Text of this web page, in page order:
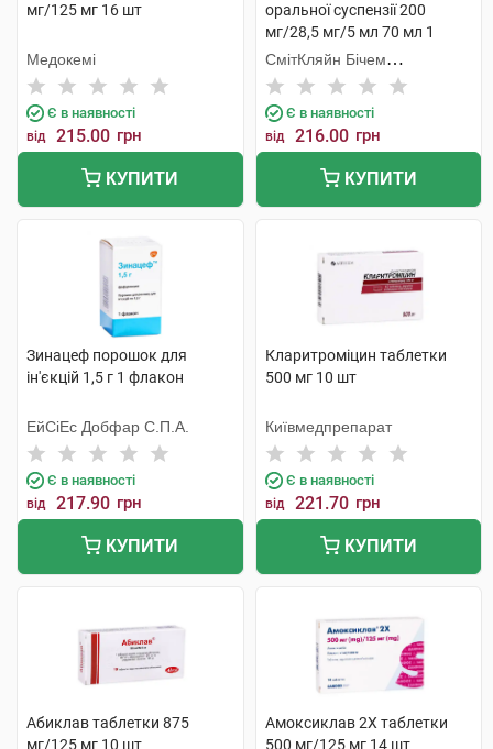
мг/125 мг 16 шт
Медокемі
Є в наявності
від 215.00 грн
КУПИТИ
оральної суспензії 200
мг/28,5 мг/5 мл 70 мл 1
флакон
СмітКляйн Бічем
Фармасьютикалс
Є в наявності
від 216.00 грн
КУПИТИ
Зинацеф порошок для
ін'єкцій 1,5 г 1 флакон
ЕйСіЕс Добфар С.П.А.
Є в наявності
від 217.90 грн
КУПИТИ
Кларитроміцин таблетки
500 мг 10 шт
Київмедпрепарат
Є в наявності
від 221.70 грн
КУПИТИ
Абиклав таблетки 875
мг/125 мг 10 шт
Амоксиклав 2Х таблетки
500 мг/125 мг 14 шт